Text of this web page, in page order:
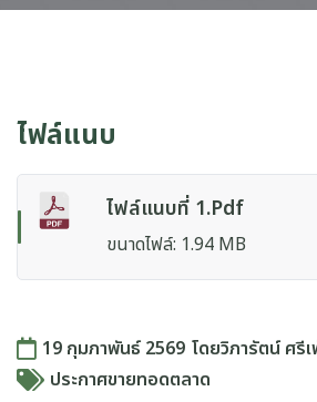
ไฟล์แนบ
ไฟล์แนบที่ 1.pdf
ขนาดไฟล์: 1.94 MB
19 กุมภาพันธ์ 2569 โดยวิภารัตน์ ศรี
ประกาศขายทอดตลาด